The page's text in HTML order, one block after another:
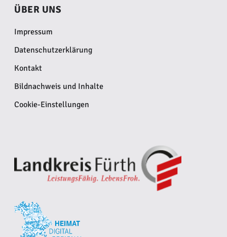
ÜBER UNS
Impressum
Datenschutzerklärung
Kontakt
Bildnachweis und Inhalte
Cookie-Einstellungen